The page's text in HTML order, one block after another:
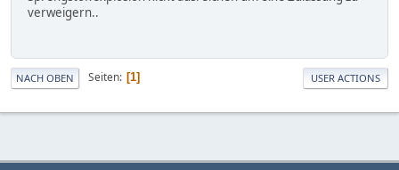
verweigern..
NACH OBEN Seiten 1 USER ACTIONS